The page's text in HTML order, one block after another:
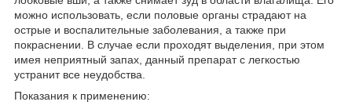
можно использовать, если половые органы страдают на
острые и воспалительные заболевания, а также при
покраснении. В случае если проходят выделения, при этом
имея неприятный запах, данный препарат с легкостью
устранит все неудобства.
Показания к применению: